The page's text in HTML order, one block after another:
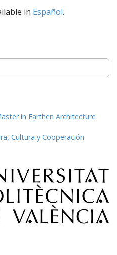
in Español.
in Earthen Architecture
Cultura y Cooperación